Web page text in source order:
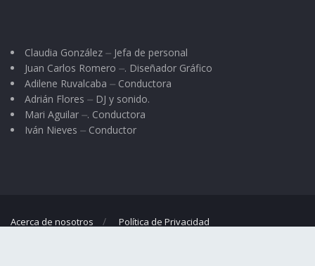
Claudia González ⏤ Jefa de personal
Juan Carlos Romero ⏤. Diseñador Gráfico
Adilene Ruvalcaba ⏤ Conductora
Adrián Flores ⏤ DJ y sonido.
Mari Aguilar ⏤. Conductora
Iván Nieves ⏤ Conductor
Acerca de nosotros Política de Privacidad